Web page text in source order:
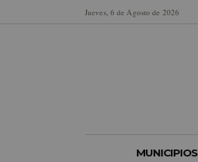
Jueves, 6 de Agosto de 2026
MUNICIPIOS